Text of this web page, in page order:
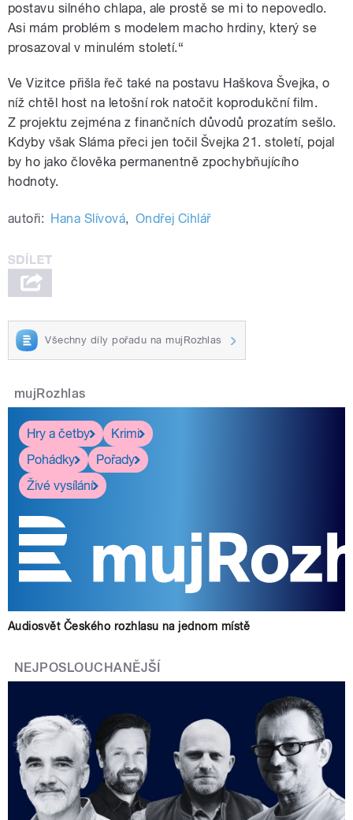
postavu silného chlapa, ale prostě se mi to nepovedlo.
Asi mám problém s modelem macho hrdiny, který se
prosazoval v minulém století.“
Ve Vizitce přišla řeč také na postavu Haškova Švejka, o
níž chtěl host na letošní rok natočit koprodukční film.
Z projektu zejména z finančních důvodů prozatím sešlo.
Kdyby však Sláma přeci jen točil Švejka 21. století, pojal
by ho jako člověka permanentně zpochybňujícího
hodnoty.
autoři: Hana Slívová, Ondřej Cihlář
Všechny díly pořadu na mujRozhlas
mujRozhlas
Hry a četby
Krimi
Pohádky
Pořady
Živé vysílání
Audiosvět Českého rozhlasu na jednom místě
NEJPOSLOUCHANĚJŠÍ